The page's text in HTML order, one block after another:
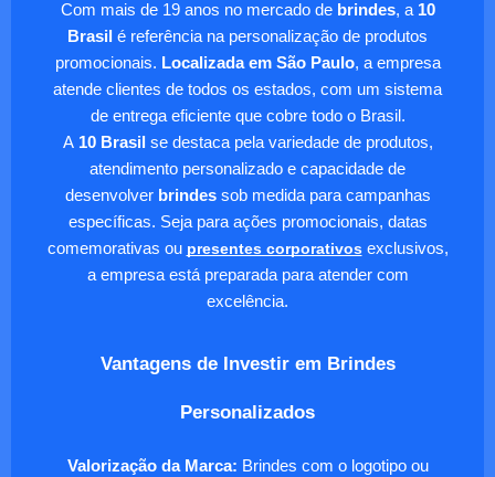
Com mais de 19 anos no mercado de brindes, a 10
Brasil é referência na personalização de produtos
promocionais. Localizada em São Paulo, a empresa
atende clientes de todos os estados, com um sistema
de entrega eficiente que cobre todo o Brasil.
A10 Brasil se destaca pela variedade de produtos,
atendimento personalizado e capacidade de
desenvolver brindessob medida para campanhas
específicas. Seja para ações promocionais, datas
comemorativas ou presentes corporativosexclusivos,
a empresa está preparada para atender com
excelência.
Vantagens de Investir em Brindes
Personalizados
Valorização da Marca: Brindes com o logotipo ou